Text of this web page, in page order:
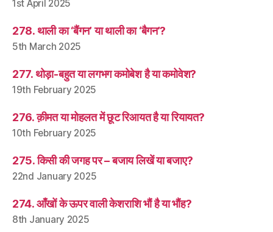
1st April 2025
278. थाली का ‘बैंगन’ या थाली का ‘बैगन’?
5th March 2025
277. थोड़ा-बहुत या लगभग कमोबेश है या कमोवेश?
19th February 2025
276. क़ीमत या मोहलत में छूट रिआयत है या रियायत?
10th February 2025
275. किसी की जगह पर – बजाय लिखें या बजाए?
22nd January 2025
274. आँखों के ऊपर वाली केशराशि भौं है या भौंह?
8th January 2025